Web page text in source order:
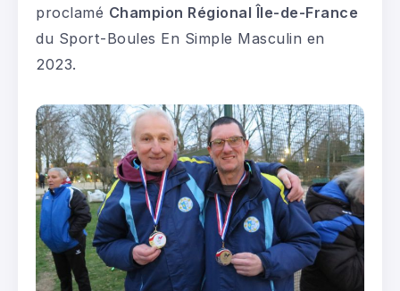
proclamé Champion Régional Île-de-France
du Sport-Boules En Simple Masculin en
2023.